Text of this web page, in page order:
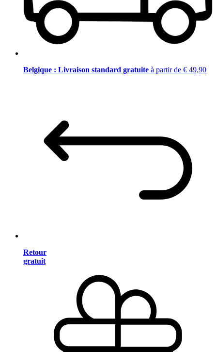
Belgique : Livraison standard gratuite à partir de € 49,90
Retour
gratuit